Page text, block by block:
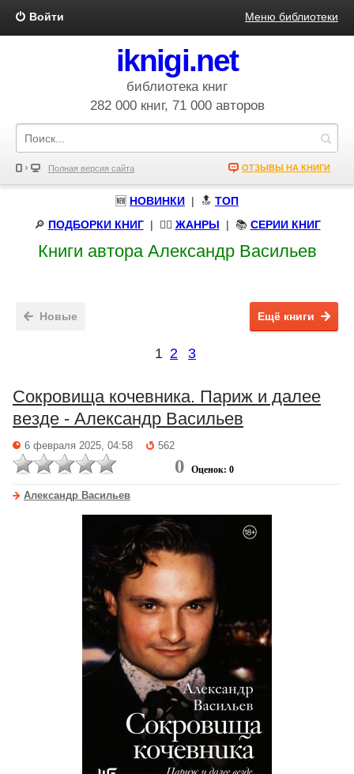
Войти Меню библиотеки
iknigi.net
библиотека книг
282 000 книг, 71 000 авторов
Полная версия сайта ОТЗЫВЫ НА КНИГИ
🆕 НОВИНКИ | 🔝 ТОП
🔎 ПОДБОРКИ КНИГ| 🧝‍♀️ ЖАНРЫ | 📚 СЕРИИ КНИГ
Книги автора Александр Васильев
Новые Ещё книги
1 2 3
Сокровища кочевника. Париж и далее
везде - Александр Васильев
6 февраля 2025, 04:58 562
0 Оценок: 0
Александр Васильев